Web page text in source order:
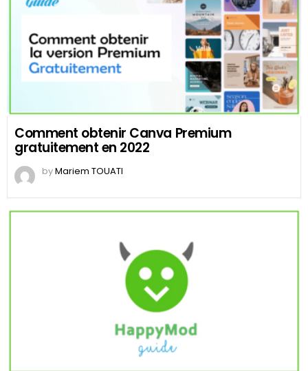
Comment obtenir Canva Premium
gratuitement en 2022
byMariem TOUATI